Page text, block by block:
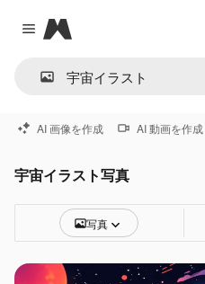
Close menu
Magnific
AI 画像を作成 AI 動画を作成
宇宙イラスト写真
写真